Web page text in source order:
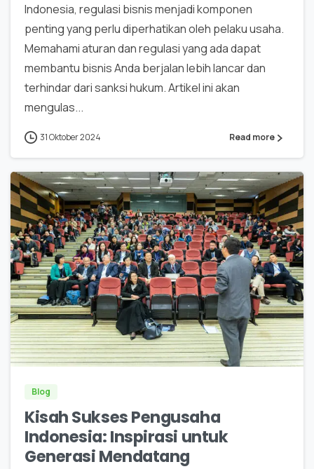
Indonesia, regulasi bisnis menjadi komponen
penting yang perlu diperhatikan oleh pelaku usaha.
Memahami aturan dan regulasi yang ada dapat
membantu bisnis Anda berjalan lebih lancar dan
terhindar dari sanksi hukum. Artikel ini akan
mengulas...
31 Oktober 2024 Read more
0
Blog
Kisah Sukses Pengusaha
Indonesia: Inspirasi untuk
Generasi Mendatang